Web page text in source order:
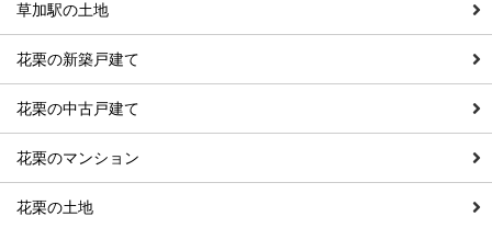
草加駅の土地
花栗の新築戸建て
花栗の中古戸建て
花栗のマンション
花栗の土地